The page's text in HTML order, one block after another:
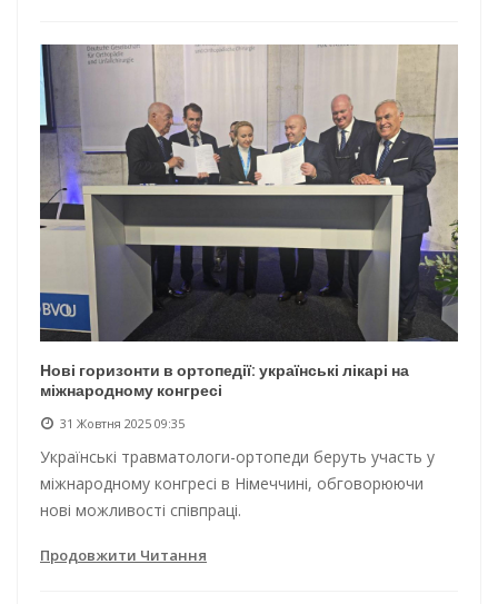
Нові горизонти в ортопедії: українські лікарі на
міжнародному конгресі
31 Жовтня 2025 09:35
Українські травматологи-ортопеди беруть участь у
міжнародному конгресі в Німеччині, обговорюючи
нові можливості співпраці.
Продовжити Читання